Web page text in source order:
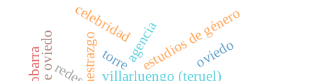
villarluengo (teruel)
maestrazgo torreagencia
celebridadestudios de género
redes
oviedo